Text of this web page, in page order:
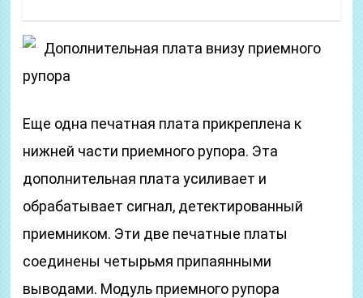
Дополнительная плата внизу приемного
рупора
Еще одна печатная плата прикреплена к
нижней части приемного рупора. Эта
дополнительная плата усиливает и
обрабатывает сигнал, детектированный
приемником. Эти две печатные платы
соединены четырьмя припаянными
выводами. Модуль приемного рупора